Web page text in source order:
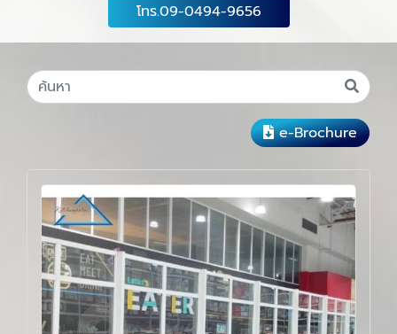
โทร.09-0494-9656
e-Brochure